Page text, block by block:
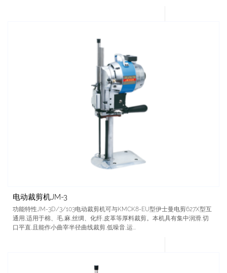
电动裁剪机JM-3
功能特性JM-3D/3/103电动裁剪机可与KMCK8-EU型伊士曼电剪627X型互
通用,适用于棉、毛,麻,丝绸、化纤,皮革等厚料裁剪。本机具有集中润滑,切
口平直,且能作小曲宰半径曲线裁剪,低噪音,运...